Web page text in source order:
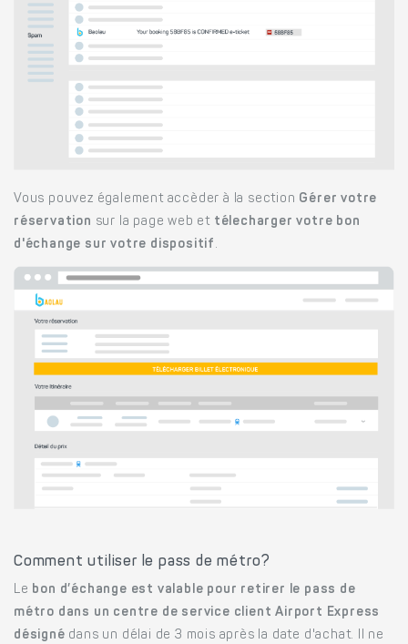
Vous pouvez également accèder à la section Gérer votre
réservation sur la page web et télecharger votre bon
d'échange sur votre dispositif .
Comment utiliser le pass de métro?
Le bon d’échange est valable pour retirer le pass de
métro dans un centre de service client Airport Express
désigné dans un délai de 3 mois après la date d'achat. Il ne